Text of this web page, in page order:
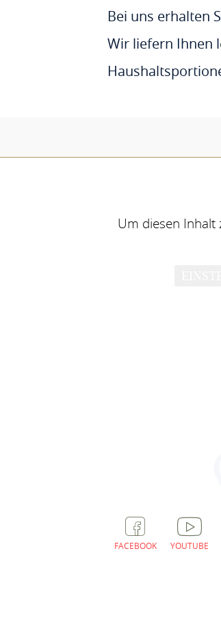
Bei uns erhalten
Wir liefern Ihnen
Um diesen Inhalt
FACEBOOK YOUTUBE